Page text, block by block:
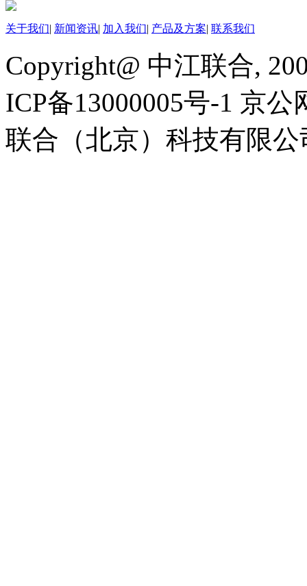
关于我们| 新闻资讯| 加入我们| 产品及方案| 联系我们
Copyright@ 中江联合,
ICP备13000005号-1 京公
联合（北京）科技有限公